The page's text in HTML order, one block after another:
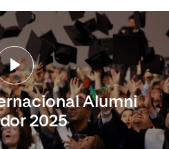
Alumni
2025